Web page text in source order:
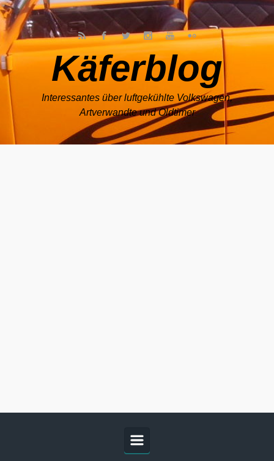
Zum Hauptinhalt springen
Käferblog
Interessantes über luftgekühlte Volkswagen,
Artverwandte und Oldtimer